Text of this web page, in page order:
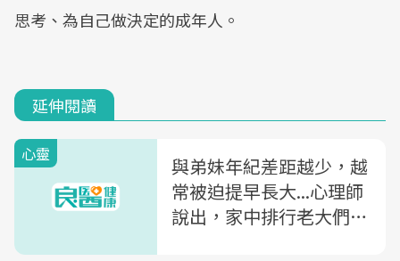
思考、為自己做決定的成年人。
延伸閱讀
心靈
與弟妹年紀差距越少，越
常被迫提早長大...心理師
說出，家中排行老大們的